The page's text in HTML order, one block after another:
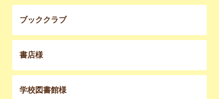
ブッククラブ
書店様
学校図書館様